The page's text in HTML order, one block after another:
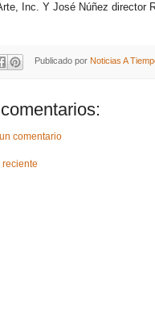
Inc. Y José Núñez director
Publicado por Noticias A
comentario
reciente